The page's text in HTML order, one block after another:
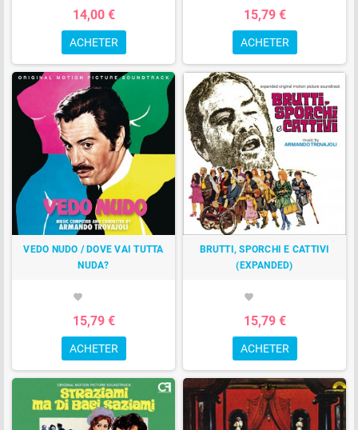
14,00 €
ACHETER
15,79 €
ACHETER
VEDO NUDO / DOVE VAI TUTTA
NUDA?
favorite
15,79 €
ACHETER
BRUTTI, SPORCHI E CATTIVI
(EXPANDED)
favorite
15,79 €
ACHETER